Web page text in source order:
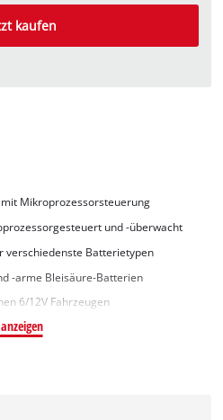
kaufen
Mikroprozessorsteuerung
und -überwacht
verschiedenste Batterietypen
-arme Bleisäure-Batterien
6/12V Fahrzeugen